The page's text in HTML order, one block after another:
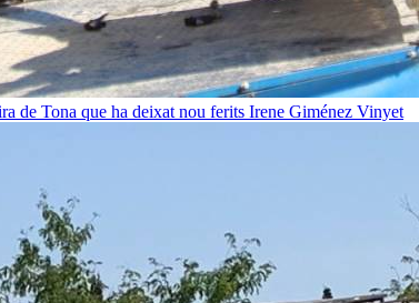
de Tona que ha deixat nou ferits Irene Giménez Vinyet